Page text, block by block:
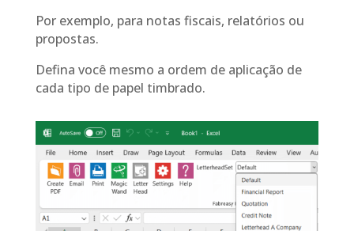
Por exemplo, para notas fiscais, relatórios ou
propostas.
Defina você mesmo a ordem de aplicação de
cada tipo de papel timbrado.